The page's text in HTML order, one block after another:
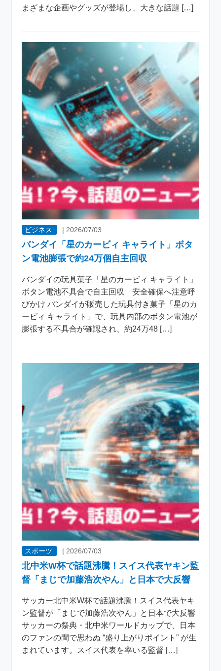
まざまな企画やグッズが登場し、大きな話題 […]
ビジネス | 2026/07/03
バンダイ「星のカービィ キャライト」ボタ
ン電池膨張で約24万個自主回収
バンダイの玩具菓子「星のカービィ キャライト」
ボタン電池不具合で自主回収 安全確保へ注意呼
びかけ バンダイが販売した玩具付き菓子「星のカ
ービィ キャライト」で、玩具内部のボタン電池が
膨張する不具合が確認され、約24万48 […]
スポーツ | 2026/07/03
北中米W杯で話題沸騰！スイス代表ヤキン監
督「まじで加藤浩次やん」と日本で大反響
サッカー北中米W杯で話題沸騰！スイス代表ヤキ
ン監督が「まじで加藤浩次やん」と日本で大反響
サッカーの祭典・北中米ワールドカップで、日本
のファンの間で思わぬ “盛り上がりポイント” が生
まれています。スイス代表を率いる監督 […]